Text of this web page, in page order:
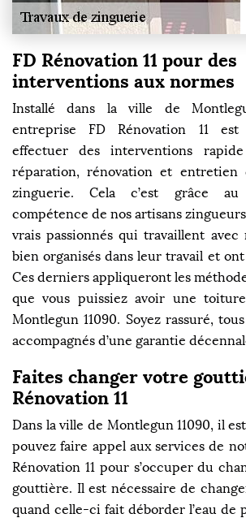
FD Rénovation 11 pour des
interventions aux normes
Installé dans la ville de
entreprise FD Rénovation 11
effectuer des interventions
réparation, rénovation et entretien
zinguerie. Cela c’est grâce
compétence de nos artisans zingueurs
vrais passionnés qui travaillent
bien organisés dans leur travail et
Ces derniers appliqueront les
que vous puissiez avoir une
Montlegun 11090. Soyez rassuré,
accompagnés d’une garantie
Faites changer votre
Rénovation 11
Dans la ville de Montlegun 11090, il
pouvez faire appel aux services de
Rénovation 11 pour s’occuper du
gouttière. Il est nécessaire de
quand celle-ci fait déborder l’eau de